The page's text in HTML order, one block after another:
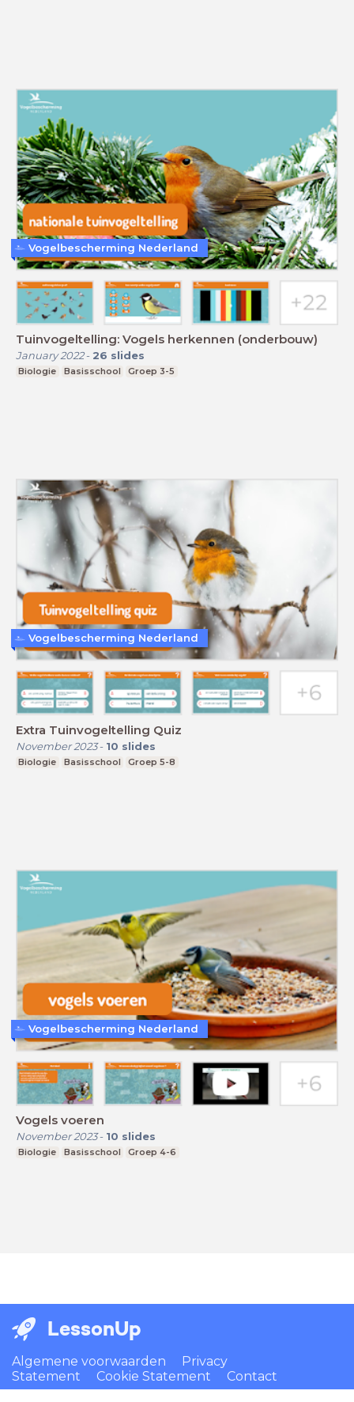
Tuinvogeltelling: Vogels herkennen (onderbouw)
January 2022- 26 slides
Biologie Basisschool Groep 3-5
Vogelbescherming Nederland
Extra Tuinvogeltelling Quiz
November 2023- 10 slides
Biologie Basisschool Groep 5-8
Vogelbescherming Nederland
Vogels voeren
November 2023- 10 slides
Biologie Basisschool Groep 4-6
Vogelbescherming Nederland
LessonUp
Algemene voorwaarden
Privacy
Statement
Cookie Statement Contact